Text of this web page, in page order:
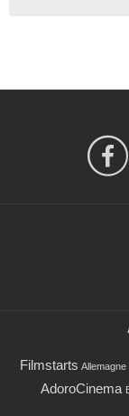
Filmstarts Allemagne
AdoroCinema